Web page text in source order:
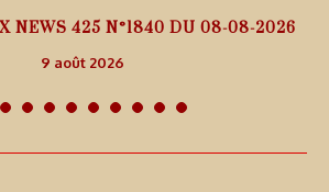
NEWS 425 N°1840 DU 08-08-2026
9 août 2026